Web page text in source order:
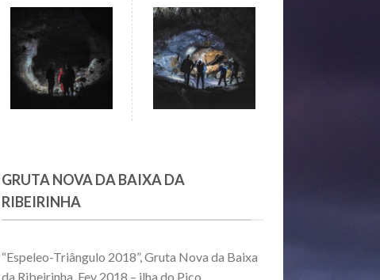
GRUTA NOVA DA BAIXA DA
RIBEIRINHA
“Espeleo-Triângulo 2018”, Gruta Nova da Baixa
da Ribeirinha, Fev 2018 – ilha do Pico